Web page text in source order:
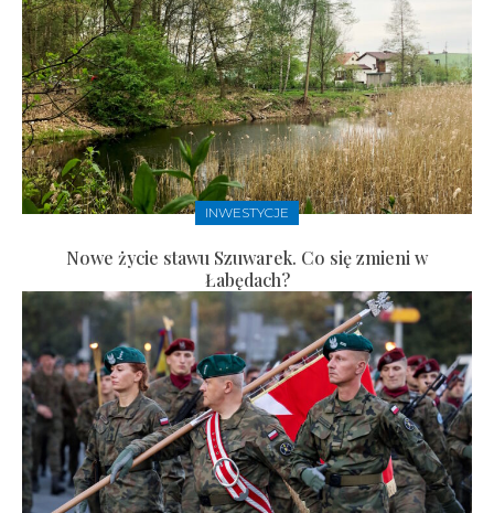
INWESTYCJE
Nowe życie stawu Szuwarek. Co się zmieni w
Łabędach?